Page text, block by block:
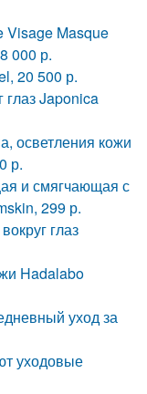
Visage Masque
000 р.
20 500 р.
глаз Japonica
осветления кожи
р.
и смягчающая с
299 р.
глаз
Hadalabo
уход за
уходовые